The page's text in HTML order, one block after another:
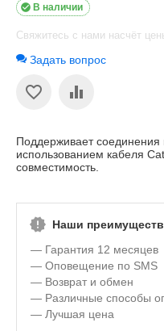
В наличии

Свяжитесь с нами насчёт
Задать вопрос
Поддерживает
использованием кабеля
совместимость.
Наши
— Гарантия 12 месяцев
— Оповещение по SMS
— Возврат и обмен
— Различные способы
— Лучшая цена